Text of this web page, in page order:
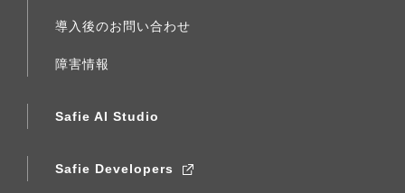
導入後のお問い合わせ
障害情報
Safie AI Studio
Safie Developers